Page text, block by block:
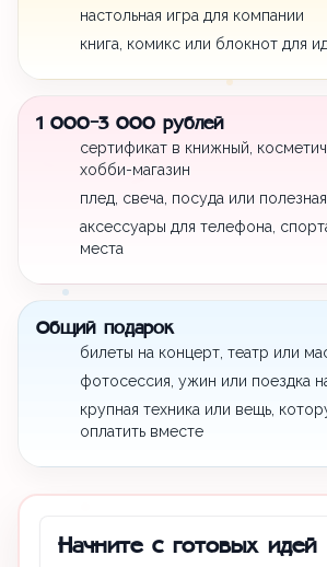
настольная игра для компании
книга, комикс или блокнот для
1 000-3 000 рублей
сертификат в книжный,
хобби-магазин
плед, свеча, посуда или
аксессуары для телефона,
места
Общий подарок
билеты на концерт, театр или
фотосессия, ужин или поездка
крупная техника или вещь,
оплатить вместе
Начните с готовых идей